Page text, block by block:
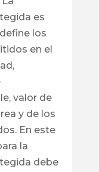
es
los
en el
valor de
y de los
En este
la
debe